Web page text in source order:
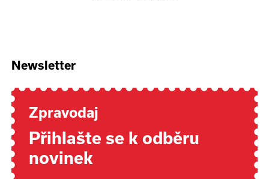
Newsletter
Zpravodaj
Přihlašte se k odběru
novinek